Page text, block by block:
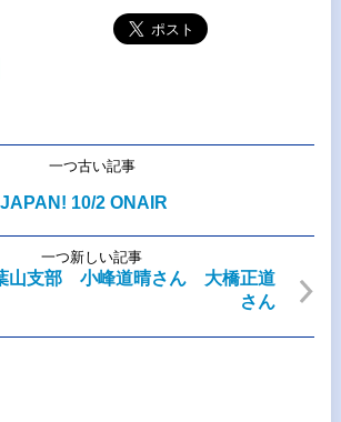
一つ古い記事
10/2 ONAIR
一つ新しい記事
山支部 小峰道晴さん 大橋正道
さん